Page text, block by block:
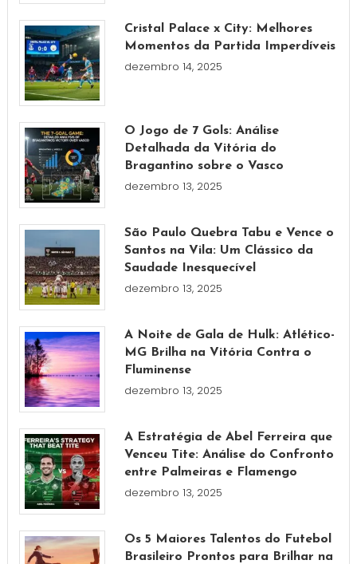
Cristal Palace x City: Melhores
Momentos da Partida Imperdíveis
dezembro 14, 2025
O Jogo de 7 Gols: Análise
Detalhada da Vitória do
Bragantino sobre o Vasco
dezembro 13, 2025
São Paulo Quebra Tabu e Vence o
Santos na Vila: Um Clássico da
Saudade Inesquecível
dezembro 13, 2025
A Noite de Gala de Hulk: Atlético-
MG Brilha na Vitória Contra o
Fluminense
dezembro 13, 2025
A Estratégia de Abel Ferreira que
Venceu Tite: Análise do Confronto
entre Palmeiras e Flamengo
dezembro 13, 2025
Os 5 Maiores Talentos do Futebol
Brasileiro Prontos para Brilhar na